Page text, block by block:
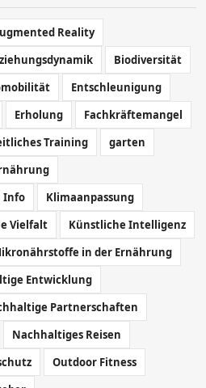
Reality
Biodiversität
Entschleunigung
Erholung
Fachkräftemangel
Training
garten
Info
Klimaanpassung
Vielfalt
Künstliche Intelligenz
in der Ernährung
Entwicklung
Partnerschaften
Nachhaltiges Reisen
Outdoor Fitness